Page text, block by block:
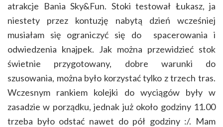
atrakcje Bania Sky&Fun. Stoki testował Łukasz, ja
niestety przez kontuzję nabytą dzień wcześniej
musiałam się ograniczyć się do spacerowania i
odwiedzenia knajpek. Jak można przewidzieć stok
świetnie przygotowany, dobre warunki do
szusowania, można było korzystać tylko z trzech tras.
Wczesnym rankiem kolejki do wyciągów były w
zasadzie w porządku, jednak już około godziny 11.00
trzeba było odstać nawet do pół godziny :/. Mam